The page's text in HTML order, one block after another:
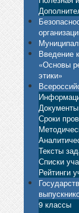
Введение
«Основы
этики»
Документы
Сроки
Тексты
Списки
Рейтинги
9 классы